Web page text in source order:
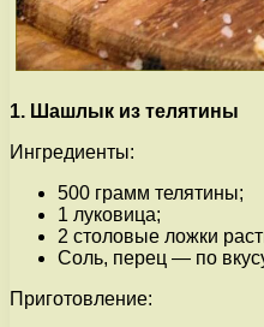
1. Шашлык из телятины
Ингредиенты:
500 грамм телятины;
1 луковица;
2 столовые ложки
Соль, перец — по
Приготовление: